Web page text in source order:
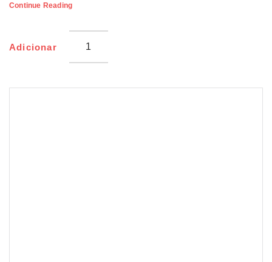
Continue ReadingAlho
250g
Congelados
Adicionar